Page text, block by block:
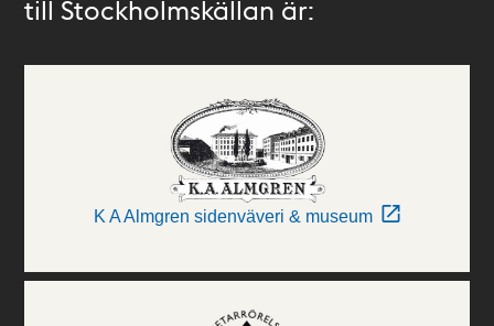
till Stockholmskällan är:
K A Almgren sidenväveri & museum